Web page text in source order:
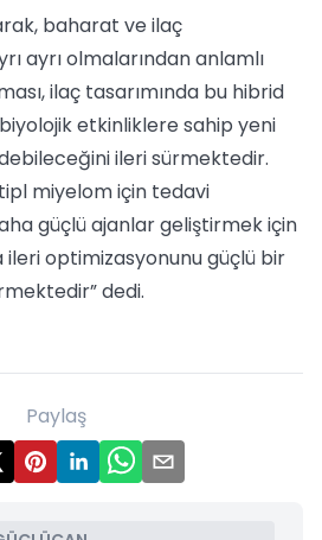
baharat ve ilaç
ayrı olmalarından anlamlı
ilaç tasarımında bu hibrid
etkinliklere sahip yeni
ileri sürmektedir.
miyelom için tedavi
güçlü ajanlar geliştirmek için
ileri optimizasyonunu güçlü bir
dedi.
Paylaş